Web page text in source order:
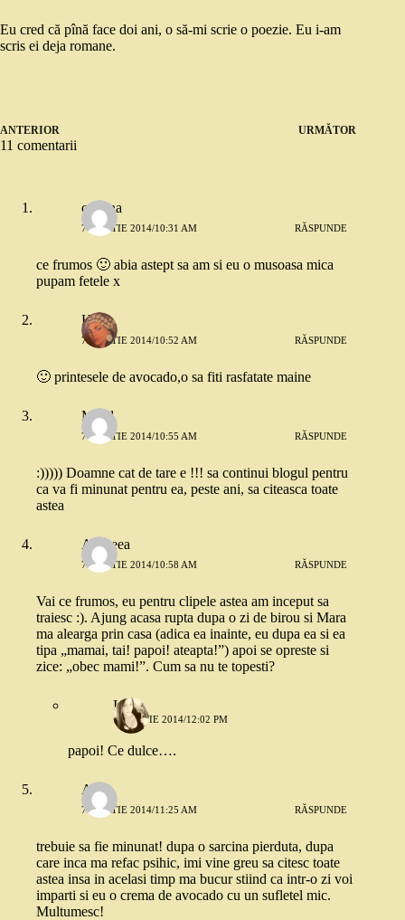
Eu cred că pînă face doi ani, o să-mi scrie o poezie. Eu i-am
scris ei deja romane.
ANTERIOR URMĂTOR
11 comentarii
cristina
7 MARTIE 2014/10:31 AM RĂSPUNDE
ce frumos 🙂 abia astept sa am si eu o musoasa mica
pupam fetele x
Hapi
7 MARTIE 2014/10:52 AM RĂSPUNDE
🙂 printesele de avocado,o sa fiti rasfatate maine
Maad
7 MARTIE 2014/10:55 AM RĂSPUNDE
:))))) Doamne cat de tare e !!! sa continui blogul pentru
ca va fi minunat pentru ea, peste ani, sa citeasca toate
astea
Andreea
7 MARTIE 2014/10:58 AM RĂSPUNDE
Vai ce frumos, eu pentru clipele astea am inceput sa
traiesc :). Ajung acasa rupta dupa o zi de birou si Mara
ma alearga prin casa (adica ea inainte, eu dupa ea si ea
tipa „mamai, tai! papoi! ateapta!”) apoi se opreste si
zice: „obec mami!”. Cum sa nu te topesti?
Iulia
7 MARTIE 2014/12:02 PM
papoi! Ce dulce….
Ana
7 MARTIE 2014/11:25 AM RĂSPUNDE
trebuie sa fie minunat! dupa o sarcina pierduta, dupa
care inca ma refac psihic, imi vine greu sa citesc toate
astea insa in acelasi timp ma bucur stiind ca intr-o zi voi
imparti si eu o crema de avocado cu un sufletel mic.
Multumesc!